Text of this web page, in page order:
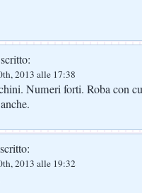
2013 alle 17:38
Numeri forti. Roba con
2013 alle 19:32